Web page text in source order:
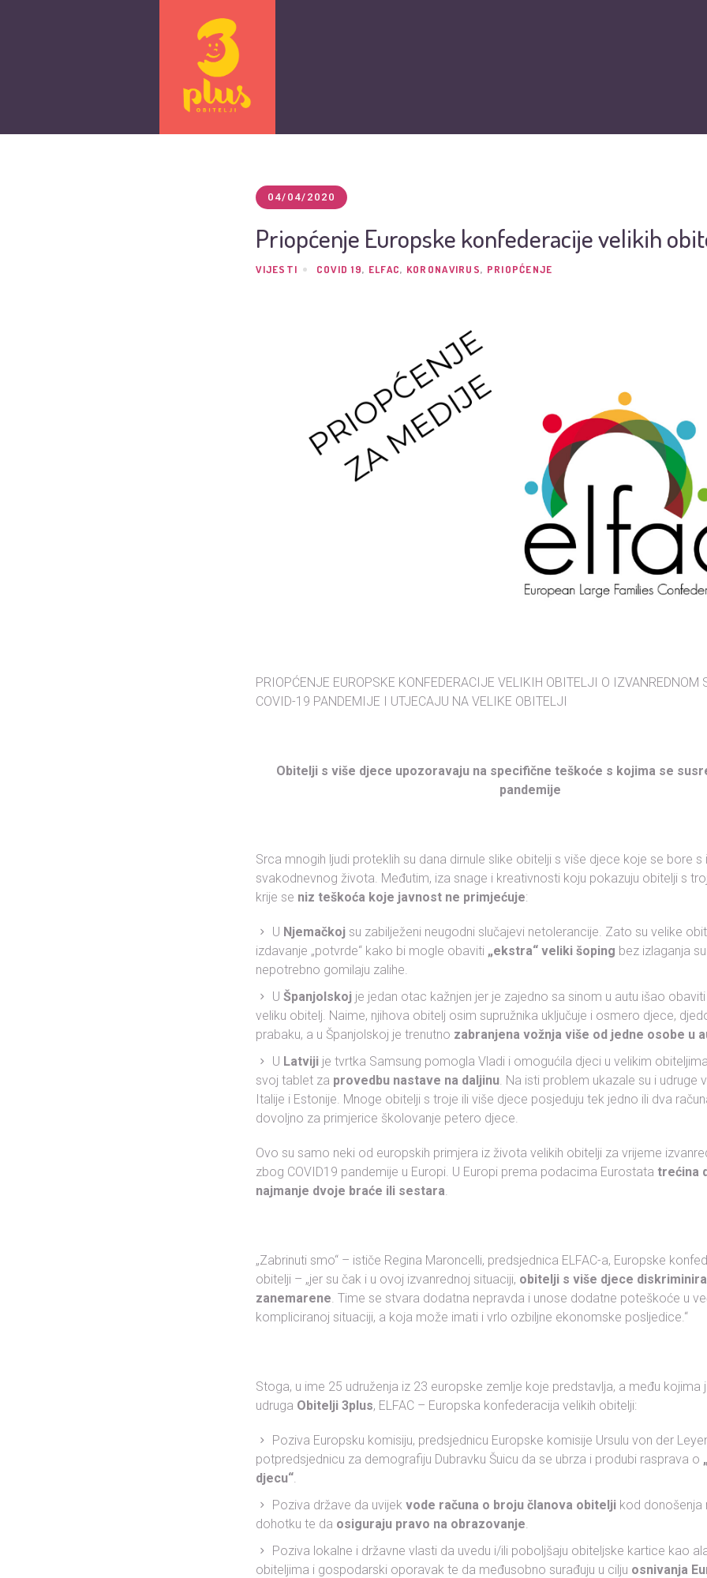
04/04/2020
Priopćenje Europske konfederacije velikih
VIJESTI COVID 19, ELFAC, KORONAVIRUS, PRIOPĆENJE
PRIOPĆENJE EUROPSKE KONFEDERACIJE VELIKIH OBITELJI O IZVANREDNOM
COVID-19 PANDEMIJE I UTJECAJU NA VELIKE OBITELJI
Obitelji s više djece upozoravaju na specifične teškoće s kojima se
pandemije
Srca mnogih ljudi proteklih su dana dirnule slike obitelji s više djece koje se bore s
svakodnevnog života. Međutim, iza snage i kreativnosti koju pokazuju obitelji s
krije se niz teškoća koje javnost ne primjećuje:
U Njemačkoj su zabilježeni neugodni slučajevi netolerancije. Zato su velike
izdavanje „potvrde“ kako bi mogle obaviti „ekstra“ veliki šoping bez izlaganja
nepotrebno gomilaju zalihe.
UŠpanjolskoj je jedan otac kažnjen jer je zajedno sa sinom u autu išao
veliku obitelj. Naime, njihova obitelj osim supružnika uključuje i osmero djece,
prabaku, a u Španjolskoj je trenutno zabranjena vožnja više od jedne osobe u
U Latviji je tvrtka Samsung pomogla Vladi i omogućila djeci u velikim
svoj tablet za provedbu nastave na daljinu. Na isti problem ukazale su i udruge
Italije i Estonije. Mnoge obitelji s troje ili više djece posjeduju tek jedno ili dva
dovoljno za primjerice školovanje petero djece.
Ovo su samo neki od europskih primjera iz života velikih obitelji za vrijeme
zbog COVID19 pandemije u Europi. U Europi prema podacima Eurostatatrećina
najmanje dvoje braće ili sestara.
„Zabrinuti smo“ – ističe Regina Maroncelli, predsjednica ELFAC-a, Europske
obitelji – „jer su čak i u ovoj izvanrednoj situaciji, obitelji s više djece
zanemarene. Time se stvara dodatna nepravda i unose dodatne poteškoće u
kompliciranoj situaciji, a koja može imati i vrlo ozbiljne ekonomske posljedice.“
Stoga, u ime 25 udruženja iz 23 europske zemlje koje predstavlja, a među kojima
udruga Obitelji 3plus, ELFAC – Europska konfederacija velikih obitelji:
Poziva Europsku komisiju, predsjednicu Europske komisije Ursulu von der
potpredsjednicu za demografiju Dubravku Šuicu da se ubrza i produbi rasprava o
djecu“.
Poziva države da uvijekvode računa o broju članova obitelji kod donošenja
dohotku te da osiguraju pravo na obrazovanje.
Poziva lokalne i državne vlasti da uvedu i/ili poboljšaju obiteljske kartice kao
obiteljima i gospodarski oporavak te da međusobno surađuju u cilju osnivanja